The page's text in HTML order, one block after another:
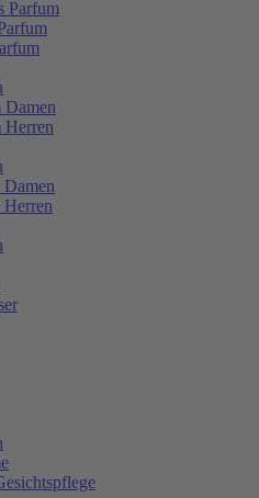
Parfum
Damen
Herren
Herren